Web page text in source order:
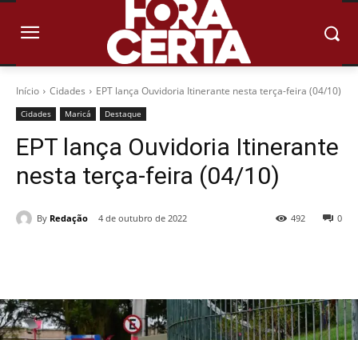
Início Cidades EPT lança Ouvidoria Itinerante nesta terça-feira (04/10)
Cidades Maricá Destaque
EPT lança Ouvidoria Itinerante
nesta terça-feira (04/10)
By Redação 4 de outubro de 2022 0
492